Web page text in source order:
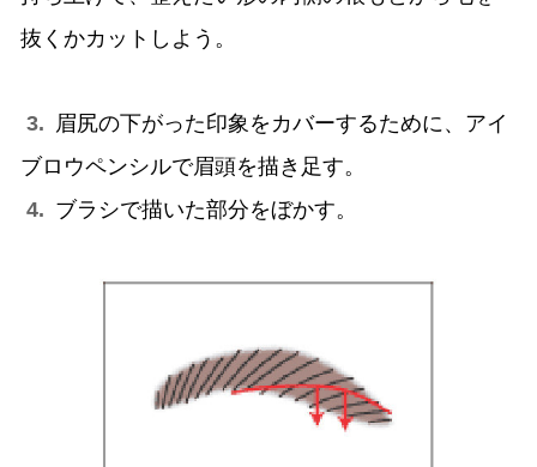
抜くかカットしよう。
3. 眉尻の下がった印象をカバーするために、アイ
ブロウペンシルで眉頭を描き足す。
4. ブラシで描いた部分をぼかす。